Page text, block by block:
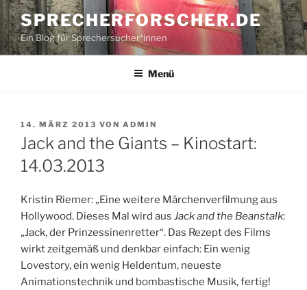
Zum
Inhalt
springen
SPRECHERFORSCHER.DE
Ein Blog für Sprechersucher*innen
Menü
VERÖFFENTLICHT
AM
14. MÄRZ 2013 VON ADMIN
Jack and the Giants – Kinostart:
14.03.2013
Kristin Riemer: „Eine weitere Märchenverfilmung aus
Hollywood. Dieses Mal wird aus Jack and the Beanstalk:
„Jack, der Prinzessinenretter“. Das Rezept des Films
wirkt zeitgemäß und denkbar einfach: Ein wenig
Lovestory, ein wenig Heldentum, neueste
Animationstechnik und bombastische Musik, fertig!